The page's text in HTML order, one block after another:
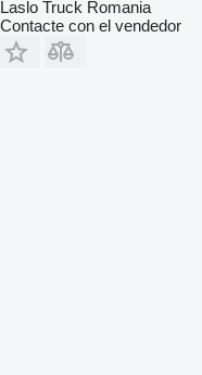
Laslo Truck Romania
Contacte con el vendedor